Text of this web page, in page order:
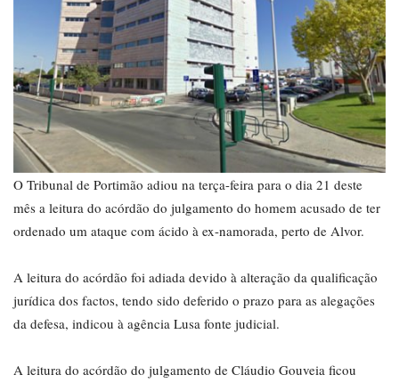
O Tribunal de Portimão adiou na terça-feira para o dia 21 deste
mês a leitura do acórdão do julgamento do homem acusado de ter
ordenado um ataque com ácido à ex-namorada, perto de Alvor.
A leitura do acórdão foi adiada devido à alteração da qualificação
jurídica dos factos, tendo sido deferido o prazo para as alegações
da defesa, indicou à agência Lusa fonte judicial.
A leitura do acórdão do julgamento de Cláudio Gouveia ficou